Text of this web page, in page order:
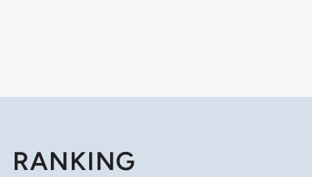
RANKING